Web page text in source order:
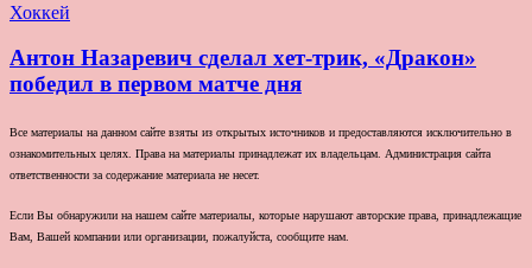
Хоккей
Антон Назаревич сделал хет-трик, «Дракон»
победил в первом матче дня
Все материалы на данном сайте взяты из открытых источников и предоставляются исключительно в
ознакомительных целях. Права на материалы принадлежат их владельцам. Администрация сайта
ответственности за содержание материала не несет.
Если Вы обнаружили на нашем сайте материалы, которые нарушают авторские права, принадлежащие
Вам, Вашей компании или организации, пожалуйста, сообщите нам.